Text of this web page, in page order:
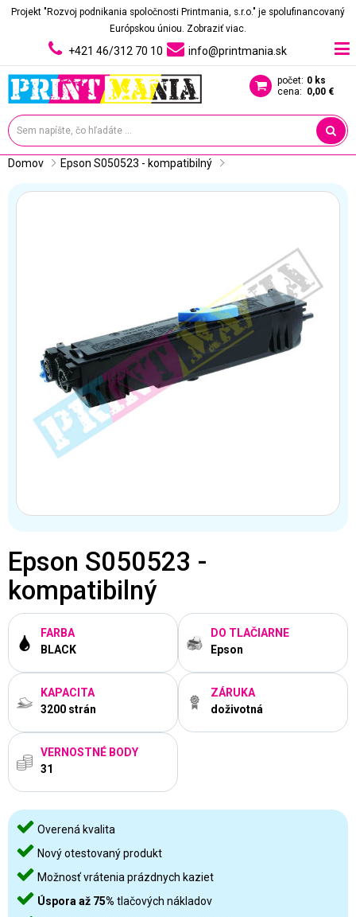
Projekt "Rozvoj podnikania spoločnosti Printmania, s.r.o." je spolufinancovaný
Európskou úniou. Zobraziť viac.
+421 46/312 70 10 info@printmania.sk
počet: 0 ks
cena: 0,00 €
Domov Epson S050523 - kompatibilný
Epson S050523 -
kompatibilný
FARBA
BLACK
DO TLAČIARNE
Epson
KAPACITA
3200 strán
ZÁRUKA
doživotná
VERNOSTNÉ BODY
31
Overená kvalita
Nový otestovaný produkt
Možnosť vrátenia prázdnych kaziet
Úspora až 75% tlačových nákladov